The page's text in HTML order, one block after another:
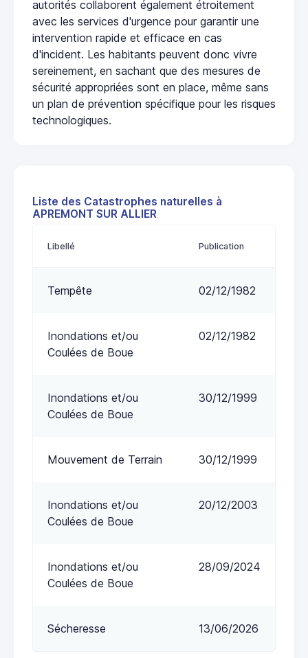
autorités collaborent également étroitement
avec les services d'urgence pour garantir une
intervention rapide et efficace en cas
d'incident. Les habitants peuvent donc vivre
sereinement, en sachant que des mesures de
sécurité appropriées sont en place, même sans
un plan de prévention spécifique pour les risques
technologiques.
Liste des Catastrophes naturelles à
APREMONT SUR ALLIER
Libellé Publication
Tempête 02/12/1982
Inondations et/ou
Coulées de Boue
02/12/1982
Inondations et/ou
Coulées de Boue
30/12/1999
Mouvement de Terrain 30/12/1999
Inondations et/ou
Coulées de Boue
20/12/2003
Inondations et/ou
Coulées de Boue
28/09/2024
Sécheresse 13/06/2026